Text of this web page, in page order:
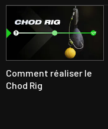
Comment réaliser le
Chod Rig